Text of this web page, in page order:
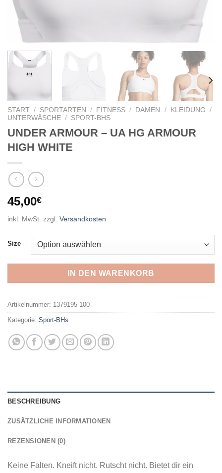
START / SPORTARTEN / FITNESS / DAMEN / KLEIDUNG /
UNTERWÄSCHE / SPORT-BHS
UNDER ARMOUR – UA HG ARMOUR
HIGH WHITE
45,00€
inkl. MwSt. zzgl. Versandkosten
Size
IN DEN WARENKORB
Artikelnummer: 1379195-100
Kategorie: Sport-BHs
BESCHREIBUNG
ZUSÄTZLICHE INFORMATIONEN
REZENSIONEN (0)
Keine Falten. Kneift nicht. Rutscht nicht. Bietet dir ein